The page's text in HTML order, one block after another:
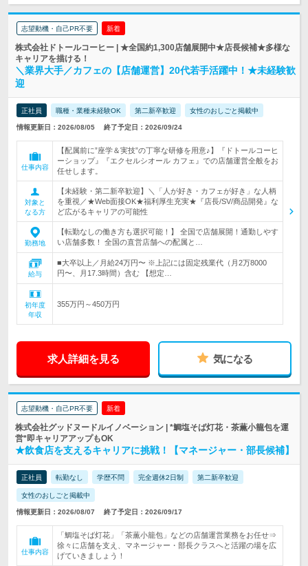
志望動機・自己PR不要 新着
株式会社ドトールコーヒー | ★全国約1,300店舗展開中★店長候補★多様な
キャリアを描ける！
＼業界大手／カフェの【店舗運営】20代若手活躍中！★未経験歓
迎
正社員 職種・業種未経験OK 第二新卒歓迎 女性のおしごと掲載中
情報更新日：2026/08/05 終了予定日：2026/09/24
仕事内容
【配属前に”座学＆実技”の丁寧な研修を用意♪】『ドトールコーヒ
ーショップ』『エクセルシオール カフェ』での店舗運営全般をお
任せします。
対象と
なる方
【未経験・第二新卒歓迎】＼「人が好き・カフェが好き」な人柄
を重視／★Web面接OK★福利厚生充実★『店長/SV/商品開発』な
ど広がるキャリアの可能性
勤務地
【転勤なしの働き方も選択可能！】 全国で店舗展開！通勤しやす
い店舗多数！ 全国の直営店舗への配属と…
給与
■大卒以上／月給24万円〜 ※上記には固定残業代（月2万8000
円〜、月17.3時間）含む 【想定…
初年度
年収
355万円～450万円
求人詳細を見る 気になる
志望動機・自己PR不要 新着
株式会社グッドヌードルイノベーション | *鯛塩そば灯花・茶薫小籠包を運
営*即キャリアアップもOK
★飲食店を支えるキャリアに挑戦！【マネージャー・部長候補】
正社員 転勤なし 学歴不問 完全週休2日制 第二新卒歓迎
女性のおしごと掲載中
情報更新日：2026/08/07 終了予定日：2026/09/17
仕事内容
「鯛塩そば灯花」「茶薫小籠包」などの店舗運営業務をお任せ⇒
徐々に店舗を支え、マネージャー・部長クラスへと活躍の場を広
げていきましょう！